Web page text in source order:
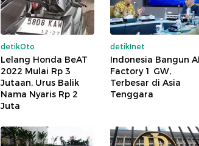
detikOto
Lelang Honda BeAT
2022 Mulai Rp 3
Jutaan, Urus Balik
Nama Nyaris Rp 2
Juta
detikInet
Indonesia Bangun AI
Factory 1 GW,
Terbesar di Asia
Tenggara